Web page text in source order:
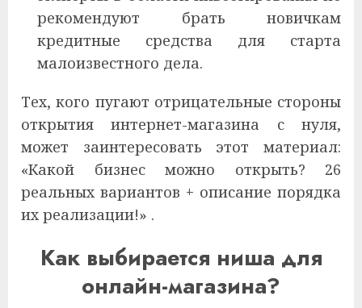
рекомендуют брать новичкам
кредитные средства для старта
малоизвестного дела.
Тех, кого пугают отрицательные стороны
открытия интернет-магазина с нуля,
может заинтересовать этот материал:
«Какой бизнес можно открыть? 26
реальных вариантов + описание порядка
их реализации!» .
Как выбирается ниша для
онлайн-магазина?